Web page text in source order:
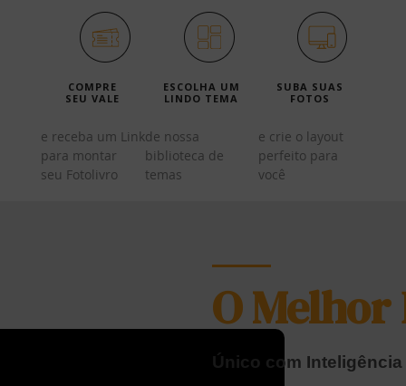
COMPRE
SEU VALE
e receba um Link
para montar
seu Fotolivro
ESCOLHA UM
LINDO TEMA
de nossa
biblioteca de
temas
SUBA SUAS
FOTOS
e crie o layout
perfeito para
você
O
Único com